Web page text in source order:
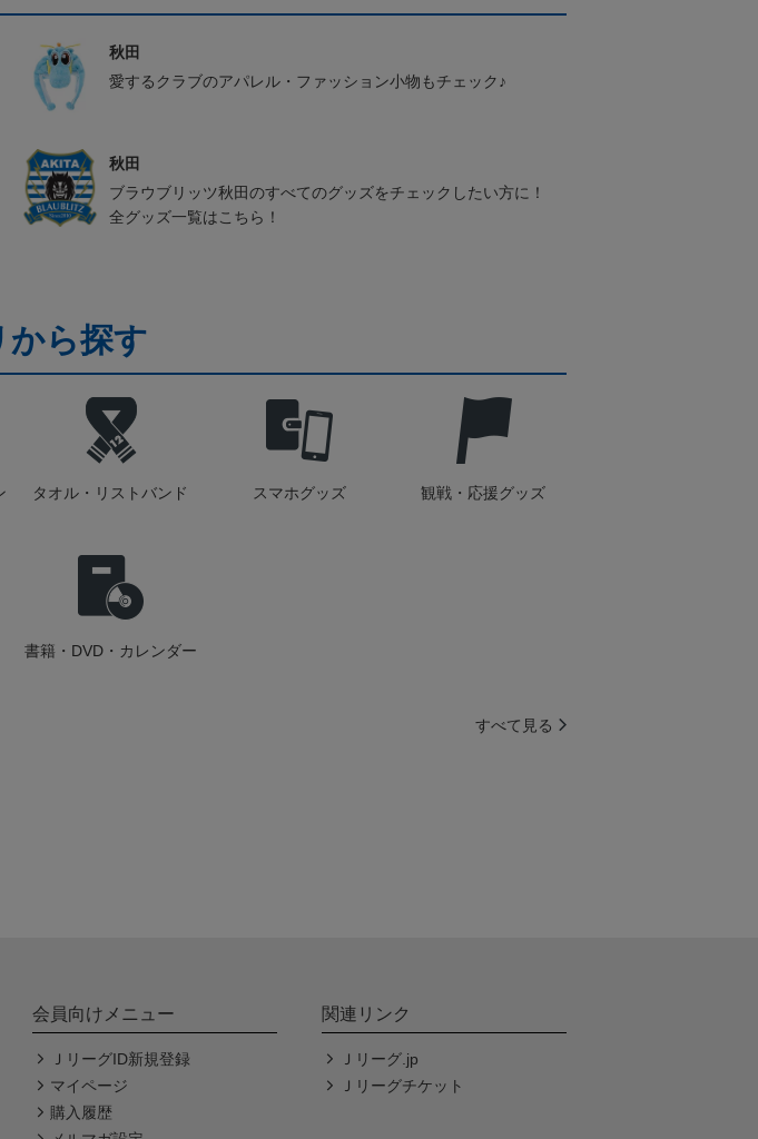
秋田
愛するクラブのアパレル・ファッション小物もチェック♪
秋田
ブラウブリッツ秋田のすべてのグッズをチェックしたい方に！
全グッズ一覧はこちら！
から探す
タオル・リストバンド スマホグッズ 観戦・応援グッズ
書籍・DVD・カレンダー
すべて見る
会員向けメニュー
ＪリーグID新規登録
マイページ
購入履歴
関連リンク
Ｊリーグ.jp
Ｊリーグチケット